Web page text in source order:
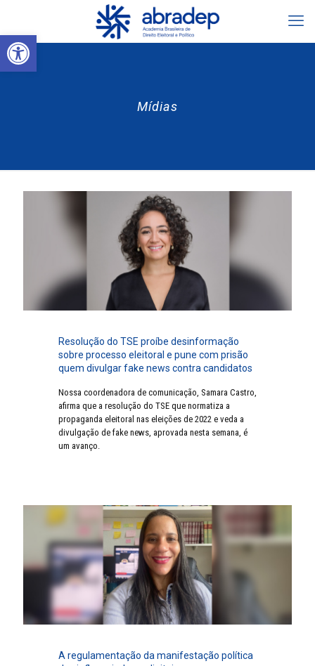
Abrir a barra de ferramentas
Mídias
Resolução do TSE proíbe desinformação
sobre processo eleitoral e pune com prisão
quem divulgar fake news contra candidatos
Nossa coordenadora de comunicação, Samara Castro,
afirma que a resolução do TSE que normatiza a
propaganda eleitoral nas eleições de 2022 e veda a
divulgação de fake news, aprovada nesta semana, é
um avanço.
A regulamentação da manifestação política